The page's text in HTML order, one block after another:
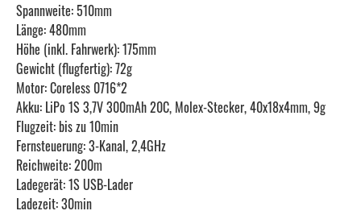
Spannweite: 510mm
Länge: 480mm
Höhe (inkl. Fahrwerk): 175mm
Gewicht (flugfertig): 72g
Motor: Coreless 0716*2
Akku: LiPo 1S 3,7V 300mAh 20C, Molex-Stecker, 40x18x4mm, 9g
Flugzeit: bis zu 10min
Fernsteuerung: 3-Kanal, 2,4GHz
Reichweite: 200m
Ladegerät: 1S USB-Lader
Ladezeit: 30min